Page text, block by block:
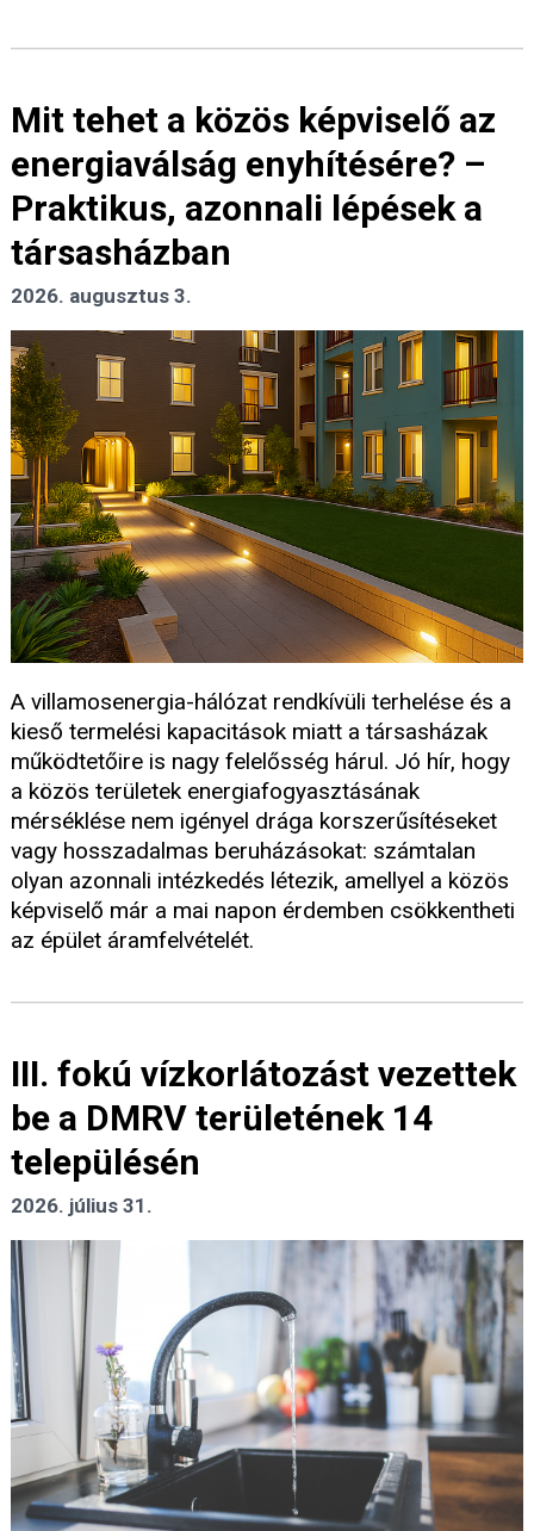
Mit tehet a közös képviselő az
energiaválság enyhítésére? –
Praktikus, azonnali lépések a
társasházban
2026. augusztus 3.
A villamosenergia-hálózat rendkívüli terhelése és a
kieső termelési kapacitások miatt a társasházak
működtetőire is nagy felelősség hárul. Jó hír, hogy
a közös területek energiafogyasztásának
mérséklése nem igényel drága korszerűsítéseket
vagy hosszadalmas beruházásokat: számtalan
olyan azonnali intézkedés létezik, amellyel a közös
képviselő már a mai napon érdemben csökkentheti
az épület áramfelvételét.
III. fokú vízkorlátozást vezettek
be a DMRV területének 14
településén
2026. július 31.